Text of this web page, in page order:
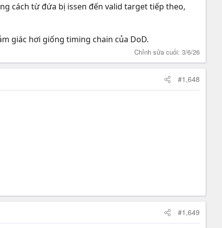
cách từ đứa bị issen đến valid target tiếp theo,
giác hơi giống timing chain của DoD.
Chỉnh sửa cuối: 3/6/26
#1,648
#1,649